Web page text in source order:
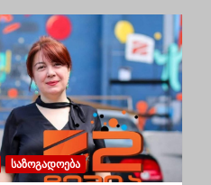
ᲡᲐᲖᲝᲒᲐᲓᲝᲔᲑᲐ